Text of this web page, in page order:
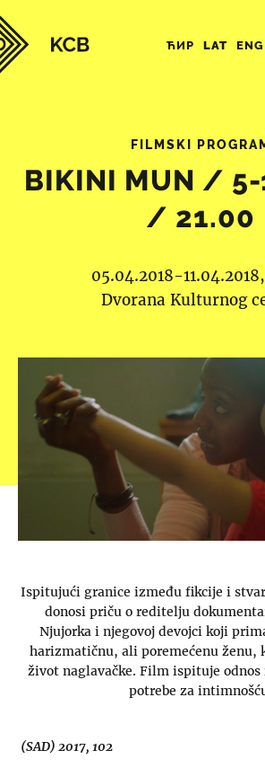
ЋИР LAT ENG
FILMSKI
BIKINI MUN /
/ 21.00
05.04.2018-
Dvorana Kulturnog
Ispitujući granice između fikcije i
donosi priču o reditelju
Njujorka i njegovoj devojci koji
harizmatičnu, ali poremećenu ženu,
život naglavačke. Film ispituje
potrebe za
(SAD) 2017, 102